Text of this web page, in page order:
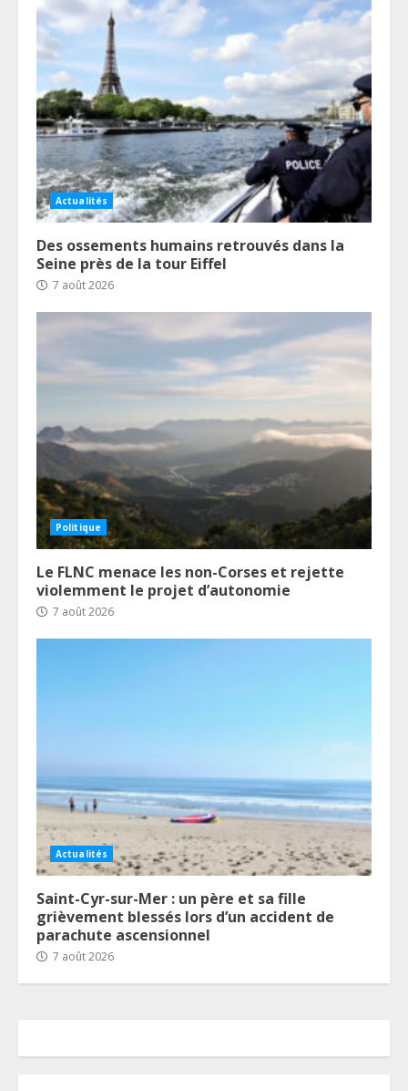
Actualités
Des ossements humains retrouvés dans la
Seine près de la tour Eiffel
7 août 2026
Politique
Le FLNC menace les non-Corses et rejette
violemment le projet d’autonomie
7 août 2026
Actualités
Saint-Cyr-sur-Mer : un père et sa fille
grièvement blessés lors d’un accident de
parachute ascensionnel
7 août 2026